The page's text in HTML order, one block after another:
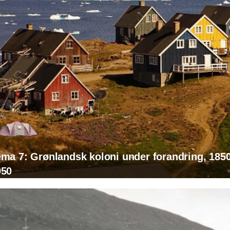
7: Grønlandsk koloni under forandring,